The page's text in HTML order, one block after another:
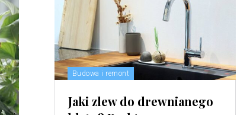
Budowa i remont
Jaki zlew do drewnianego